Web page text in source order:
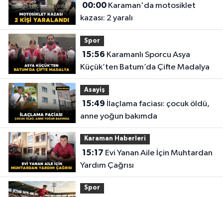
00:00Karaman'da motosiklet
kazası: 2 yaralı
Spor
15:56
Küçük’ten Batum’da Çifte Madalya
Asayiş
15:49
anne yoğun bakımda
Karaman Haberleri
15:17
Yardım Çağrısı
Spor